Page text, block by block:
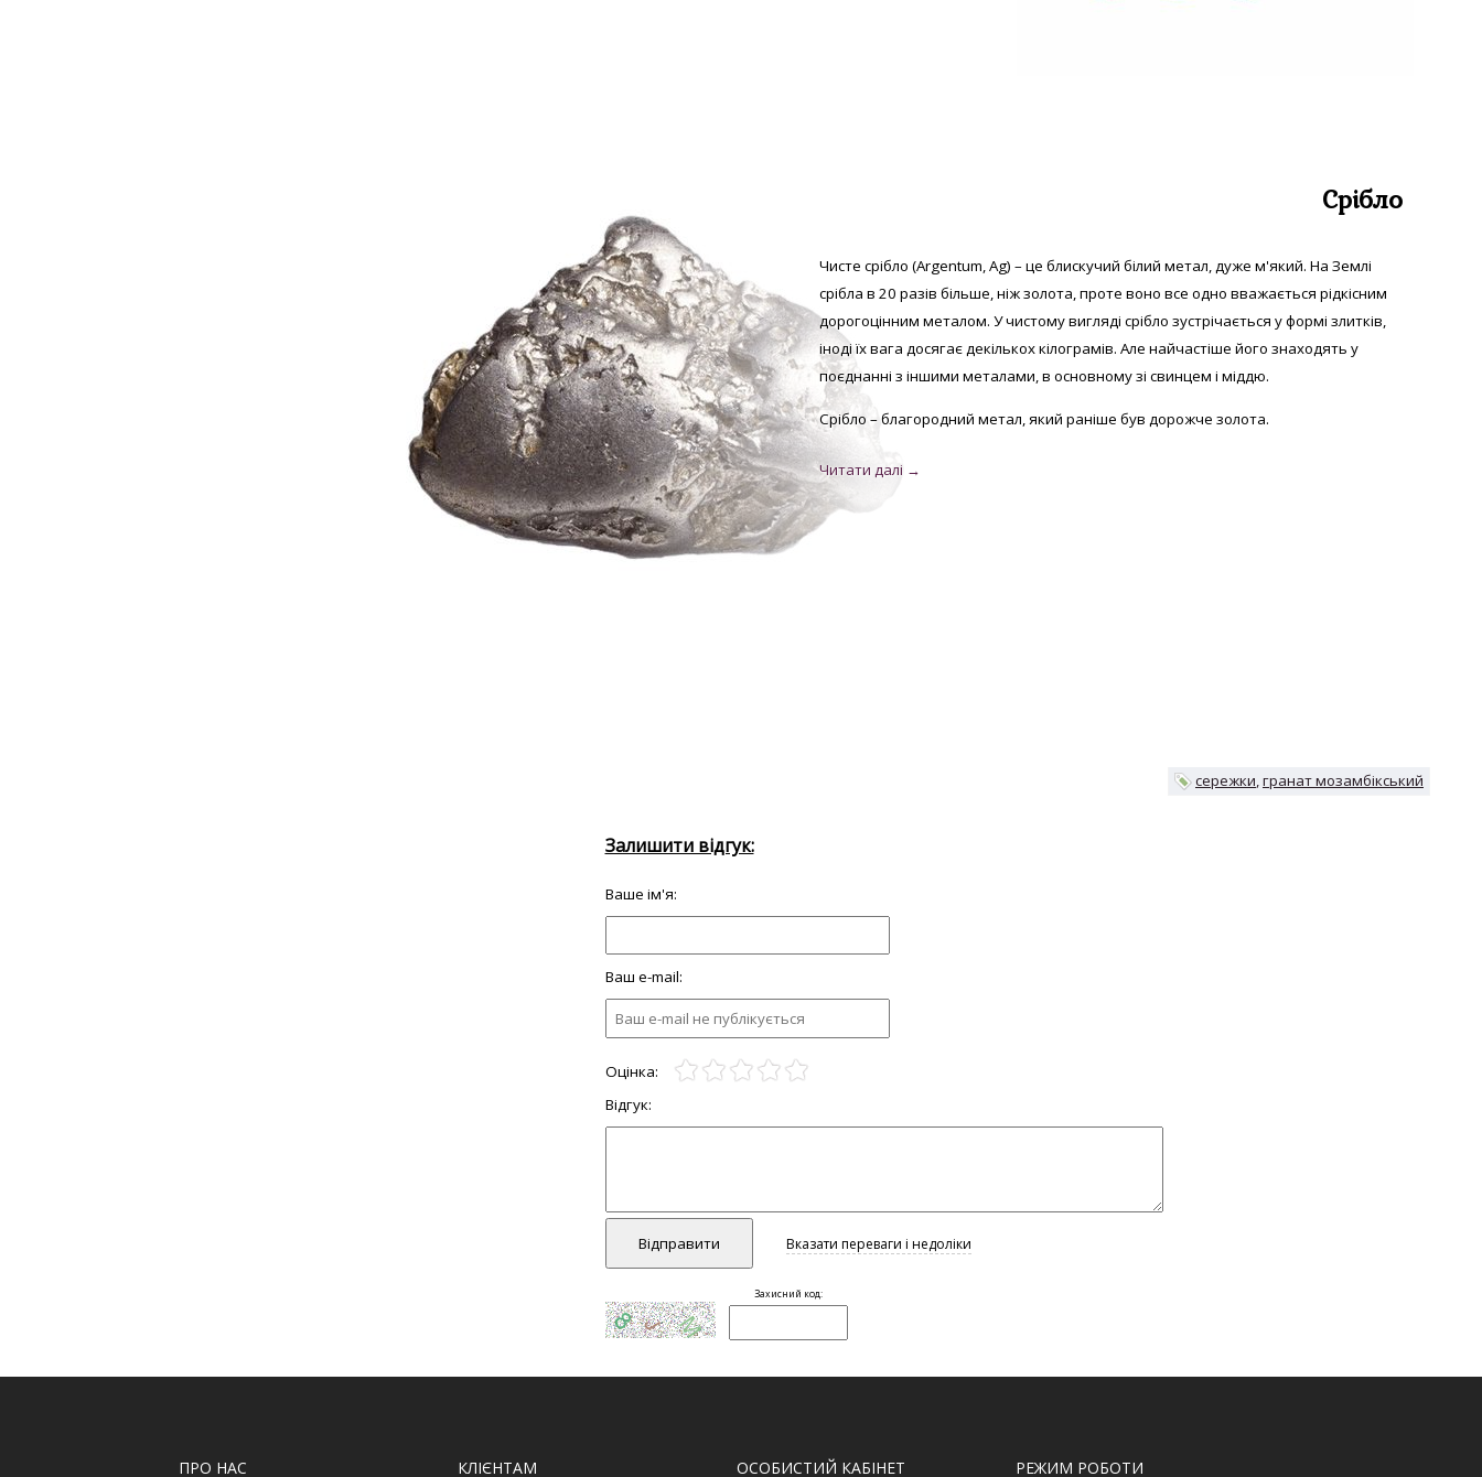
Срібло
Чисте срібло (Argentum, Аg) – це блискучий білий метал, дуже м'який. На Землі
срібла в 20 разів більше, ніж золота, проте воно все одно вважається рідкісним
дорогоцінним металом. Учистому вигляді срібло зустрічається у формі злитків,
іноді їх вага досягає декількох кілограмів. Але найчастіше його знаходять у
поєднанні з іншими металами, в основному зі свинцем і міддю.
Срібло – благородний метал, який раніше був дорожче золота.
сережки гранат мозамбікський
ПРО НАС КЛІЄНТАМ ОСОБИСТИЙ КАБІНЕТ РЕЖИМ РОБОТИ